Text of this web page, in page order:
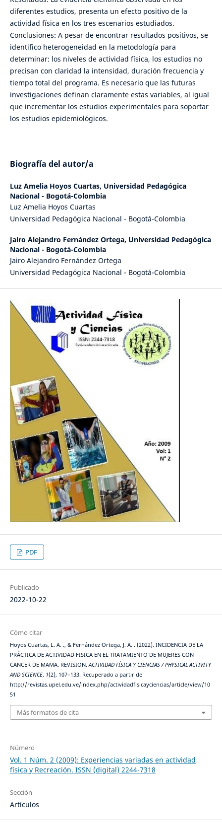
diferentes estudios, presenta un efecto positivo de la
actividad física en los tres escenarios estudiados.
Conclusiones: A pesar de encontrar resultados positivos, se
identifico heterogeneidad en la metodología para
determinar: los niveles de actividad física, los estudios no
precisan con claridad la intensidad, duración frecuencia y
tiempo total del programa. Es necesario que las futuras
investigaciones definan claramente estas variables, al igual
que incrementar los estudios experimentales para soportar
los estudios epidemiológicos.
Biografía del autor/a
Luz Amelia Hoyos Cuartas, Universidad Pedagógica
Nacional - Bogotá-Colombia
Luz Amelia Hoyos Cuartas
Universidad Pedagógica Nacional - Bogotá-Colombia
Jairo Alejandro Fernández Ortega, Universidad Pedagógica
Nacional - Bogotá-Colombia
Jairo Alejandro Fernández Ortega
Universidad Pedagógica Nacional - Bogotá-Colombia
PDF
Publicado
2022-10-22
Cómo citar
Hoyos Cuartas, L. A. ., & Fernández Ortega, J. A. . (2022). INCIDENCIA DE LA
PRÁCTICA DE ACTIVIDAD FISICA EN EL TRATAMIENTO DE MUJERES CON
CANCER DE MAMA. REVISION.ACTIVIDAD FÍSICA Y CIENCIAS / PHYSICAL ACTIVITY
AND SCIENCE, 1(2), 107–133. Recuperado a partir de
http://revistas.upel.edu.ve/index.php/actividadfisicayciencias/article/view/10
51
Más formatos de cita
Número
Vol. 1 Núm. 2 (2009): Experiencias variadas en actividad
física y Recreación. ISSN (digital) 2244-7318
Sección
Artículos